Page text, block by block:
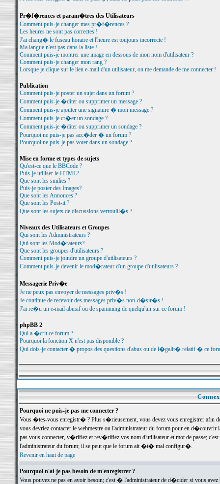
Pr�f�rences et param�tres des Utilisateurs
Comment puis-je changer mes pr�f�rences ?
Les heures ne sont pas correctes !
J'ai chang� le fuseau horaire et l'heure est toujours incorrecte !
Ma langue n'est pas dans la liste !
Comment puis-je montrer une image en dessous de mon nom d'utilisateur ?
Comment puis-je changer mon rang ?
Lorsque je clique sur le lien e-mail d'un utilisateur, on me demande de me connecter !
Publication
Comment puis-je poster un sujet dans un forum ?
Comment puis-je �diter ou supprimer un message ?
Comment puis-je ajouter une signature � mon message ?
Comment puis-je cr�er un sondage ?
Comment puis-je �diter ou supprimer un sondage ?
Pourquoi ne puis-je pas acc�der � un forum ?
Pourquoi ne puis-je pas voter dans un sondage ?
Mise en forme et types de sujets
Qu'est-ce que le BBCode ?
Puis-je utiliser le HTML?
Que sont les smilies ?
Puis-je poster des Images?
Que sont les Annonces ?
Que sont les Post-it ?
Que sont les sujets de discussions verrouill�s ?
Niveaux des Utilisateurs et Groupes
Qui sont les Administrateurs ?
Qui sont les Mod�rateurs?
Que sont les groupes d'utilisateurs ?
Comment puis-je joindre un groupe d'utilisateurs ?
Comment puis-je devenir le mod�rateur d'un groupe d'utilisateurs ?
Messagerie Priv�e
Je ne peux pas envoyer de messages priv�s !
Je continue de recevoir des messages priv�s non-d�sir�s !
J'ai re�u un e-mail abusif ou de spamming de quelqu'un sur ce forum !
phpBB 2
Qui a �crit ce forum ?
Pourquoi la fonction X n'est pas disponible ?
Qui dois-je contacter � propos des questions d'abus ou de l�galit� relatif � ce
Pourquoi ne puis-je pas me connecter ?
Vous �tes-vous enregistr� ? Plus s�rieusement, vous devez vous enregistrer
vous devriez contacter le webmestre ou l'administrateur du forum pour en
pas vous connecter, v�rifiez et rev�rifiez vos nom d'utilisateur et mot de passe;
l'administrateur du forum; il se peut que le forum ait �t� mal configur�.
Revenir en haut de page
Pourquoi n'ai-je pas besoin de m'enregistrer ?
Vous pouvez ne pas en avoir besoin; c'est � l'administrateur de d�cider si vous